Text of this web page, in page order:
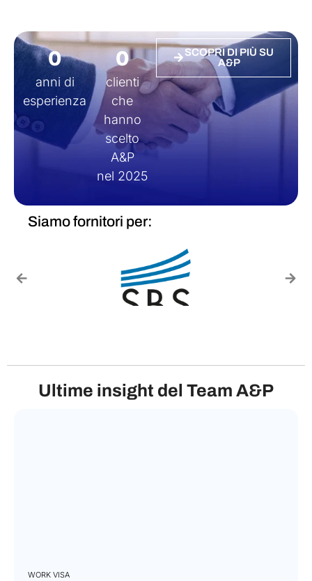
anni di
esperienza
0
clienti
che
hanno
scelto
A&P
nel 2025
0
SCOPRI DI PIÙ SU
A&P
Siamo fornitori per:
Ultime insight del Team A&P
WORK VISA